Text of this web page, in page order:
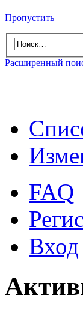
Пропустить
Расширенный
FAQ
Вход